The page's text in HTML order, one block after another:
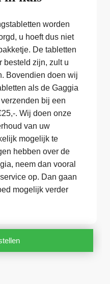
worden
u hoeft dus niet
De tabletten
besteld zijn, zult u
Bovendien doen wij
als de Gaggia
bij een
. Wij doen onze
van uw
mogelijk te
hebben over de
neem dan vooral
op. Dan gaan
mogelijk verder